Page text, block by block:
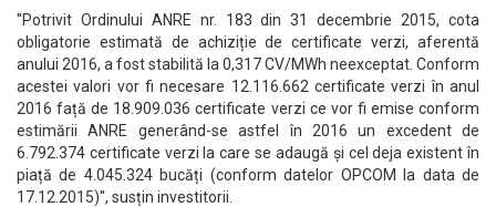
''Potrivit Ordinului ANRE nr. 183 din 31 decembrie 2015, cota
obligatorie estimată de achiziție de certificate verzi, aferentă
anului 2016, a fost stabilită la 0,317 CV/MWh neexceptat. Conform
acestei valori vor fi necesare 12.116.662 certificate verzi în anul
2016 față de 18.909.036 certificate verzi ce vor fi emise conform
estimării ANRE generând-se astfel în 2016 un excedent de
6.792.374 certificate verzi la care se adaugă și cel deja existent în
piață de 4.045.324 bucăți (conform datelor OPCOM la data de
17.12.2015)'', susțin investitorii.